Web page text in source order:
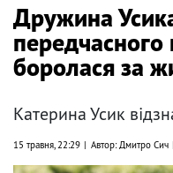
Дружина
боролася за
Катерина Усик
15 травня, 22:29 Автор: Дмитро Сич